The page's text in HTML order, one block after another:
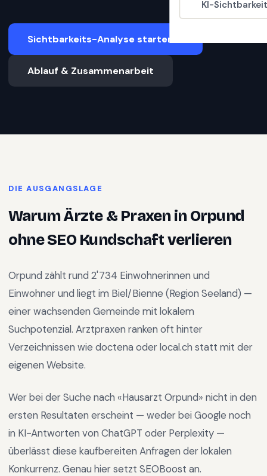
KI-
Sichtbarkeits-Analyse starten
Ablauf & Zusammenarbeit
DIE AUSGANGSLAGE
WarumÄrzte & PraxeninOrpund
ohne SEO Kundschaft verlieren
Orpund zählt rund 2'734 Einwohnerinnen und
Einwohner und liegt im Biel/Bienne (Region Seeland) —
einer wachsenden Gemeinde mit lokalem
Suchpotenzial. Arztpraxen ranken oft hinter
Verzeichnissen wie doctena oder local.ch statt mit der
eigenen Website.
Wer bei der Suche nach «Hausarzt Orpund» nicht in den
ersten Resultaten erscheint — weder bei Google noch
in KI-Antworten von ChatGPT oder Perplexity —
überlässt diese kaufbereiten Anfragen der lokalen
Konkurrenz. Genau hier setzt SEOBoost an.